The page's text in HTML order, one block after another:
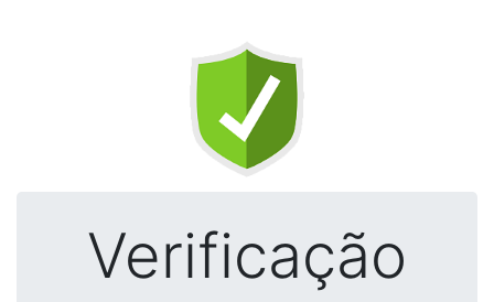
Verificação